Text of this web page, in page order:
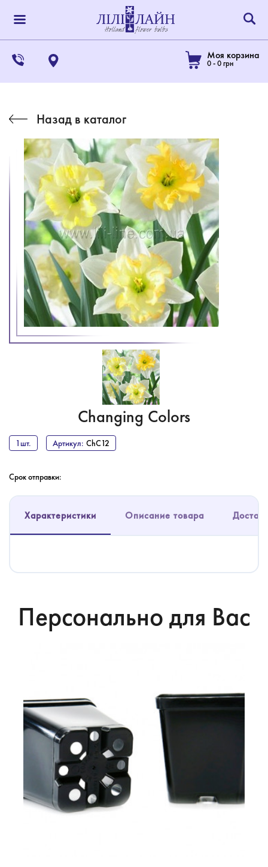
Моя корзина
0-0грн
Назад в каталог
Changing Colors
1шт. Артикул: ChC12
Срок отправки:
Характеристики Описание товара
Персонально для Вас